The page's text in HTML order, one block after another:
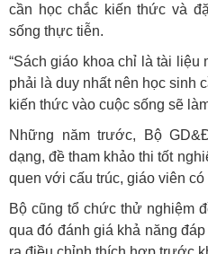
cần học chắc kiến thức và
sống thực tiễn.
“Sách giáo khoa chỉ là tài
phải là duy nhất nên học sinh
kiến thức vào cuộc sống sẽ
Những năm trước, Bộ
dạng, đề tham khảo thi tốt
quen với cấu trúc, giáo viên
Bộ cũng tổ chức thử nghiệm
qua đó đánh giá khả năng